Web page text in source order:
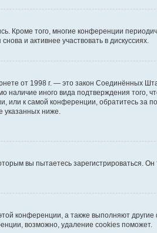
Кроме того, многие конференции
и активнее участвовать в дискуссиях.
от 1998 г. — это закон Соединённых
наличие иного вида подтверждения
к самой конференции, обратитесь за
указанных ниже.
вы пытаетесь зарегистрироваться.
конференции, а также выполняют
возможно, удаление cookies поможет.